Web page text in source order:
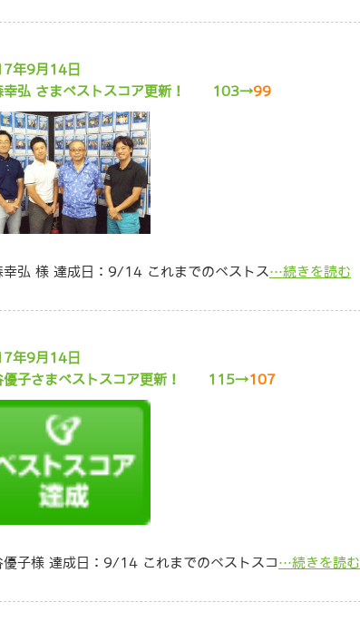
年9月14日
幸弘 さまベストスコア更新！
103→99
幸弘 様 達成日：9/14 これまでのベストス…続きを読む
年9月14日
優子さまベストスコア更新！
115→107
優子様 達成日：9/14 これまでのベストスコ …続きを読む